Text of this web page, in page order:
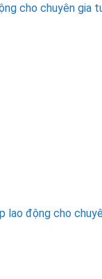
cho chuyên gia
lao động cho